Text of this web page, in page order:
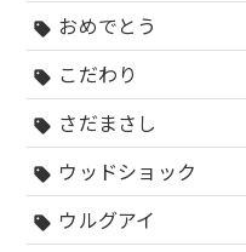
sell おめでとう
sell こだわり
sell さだまさし
sell ウッドショック
sell ウルグアイ